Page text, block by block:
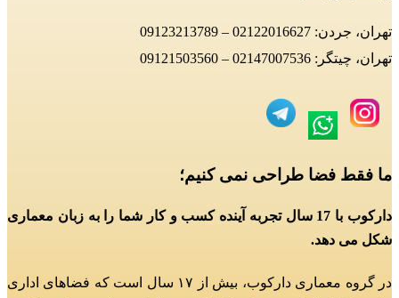
تهران، جردن: 02122016627 – 09123213789
تهران، چیتگر: 02147007536 – 09121503560
ما فقط فضا طراحی نمی کنیم؛
دارکوب با 17 سال تجربه آینده کسب و کار شما را به زبان معماری
شکل می دهد.
در گروه معماری دارکوب، بیش از ۱۷ سال است که فضاهای اداری